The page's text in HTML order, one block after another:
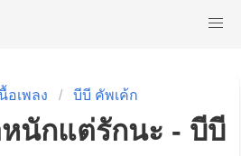
อเพลง บีบี คัพเค้ก
หนักแต่รักนะ - บีบี